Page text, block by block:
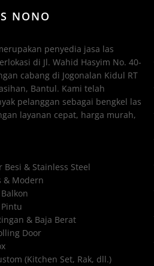
NONO
penyedia jasa las
di Jl. Wahid Hasyim No. 40-
cabang di Jogonalan Kidul RT
Bantul. Kami telah
pelanggan sebagai bengkel las
layanan cepat, harga murah,
Besi & Stainless Steel
& Modern
& Baja Berat
Door
(Kitchen Set, Rak, dll.)